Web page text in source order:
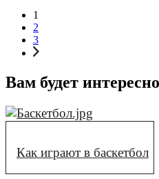
1
2
3
Вам будет интересно
Как играют в баскетбол